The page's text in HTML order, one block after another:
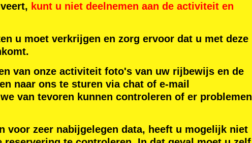
kunt u niet deelnemen aan de activiteit en
u moet verkrijgen en zorg ervoor dat u met deze
van onze activiteit foto's van uw rijbewijs en de
naar ons te sturen via chat of e-mail
van tevoren kunnen controleren of er problemen
voor zeer nabijgelegen data, heeft u mogelijk niet